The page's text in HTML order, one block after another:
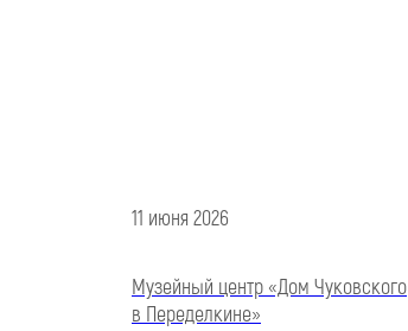
11 июня 2026
Музейный центр «Дом Чуковского
в Переделкине»